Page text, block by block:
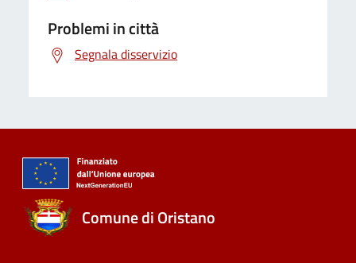
Problemi in città
Segnala disservizio
Comune di Oristano